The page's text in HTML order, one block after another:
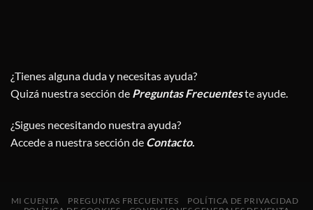
¿Tienes alguna duda y necesitas ayuda?
Quizá nuestra sección de Preguntas Frecuenteste ayude.
¿Sigues necesitando nuestra ayuda?
Accede a nuestra sección de Contacto.
MI CUENTA PREGUNTAS FRECUENTES
POLÍTICA DE PRIVACIDAD